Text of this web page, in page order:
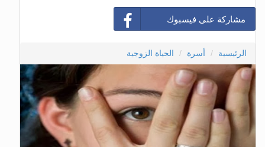
مشاركة على فيسبوك
الرئيسية أسرة الحياة الزوجية